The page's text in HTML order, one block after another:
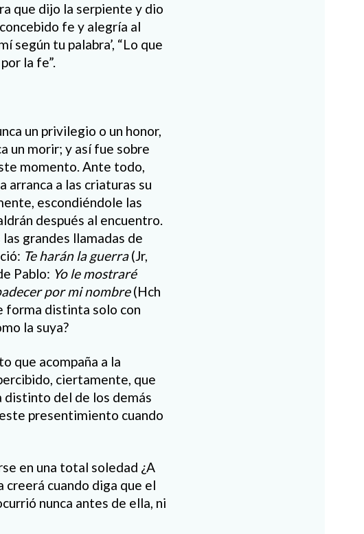
que dijo la serpiente y dio
fe y alegría al
según tu palabra’, “Lo que
la fe”.
un privilegio o un honor,
un morir; y así fue sobre
momento. Ante todo,
arranca a las criaturas su
escondiéndole las
después al encuentro.
grandes llamadas de
Te harán la guerra(Jr,
Pablo: Yo le mostraré
por mi nombre(Hch
forma distinta solo con
la suya?
que acompaña a la
ciertamente, que
distinto del de los demás
presentimiento cuando
en una total soledad ¿A
creerá cuando diga que el
nunca antes de ella, ni